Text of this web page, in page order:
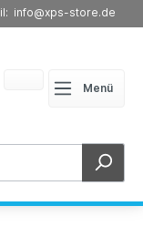
info@xps-store.de
Menü